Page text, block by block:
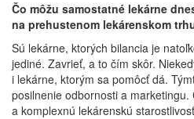
Čo môžu samostatné lekárne
na prehustenom lekárenskom
Sú lekárne, ktorých bilancia je
jediné. Zavrieť, a to čím skôr.
i lekárne, ktorým sa pomôcť dá.
posilnenie odbornosti a
a komplexnú lekárenskú